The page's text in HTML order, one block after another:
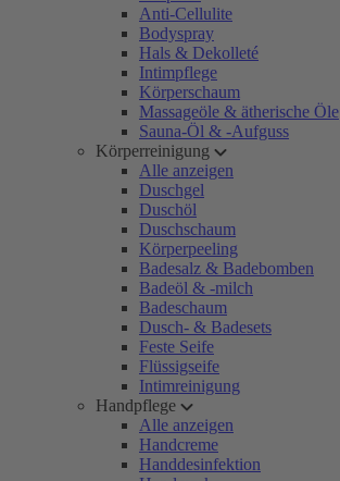
Anti-Cellulite
Bodyspray
Hals & Dekolleté
Intimpflege
Körperschaum
Massageöle & ätherische Öle
Sauna-Öl & -Aufguss
Körperreinigung
Alle anzeigen
Duschgel
Duschöl
Duschschaum
Körperpeeling
Badesalz & Badebomben
Badeöl & -milch
Badeschaum
Dusch- & Badesets
Feste Seife
Flüssigseife
Intimreinigung
Handpflege
Alle anzeigen
Handcreme
Handdesinfektion